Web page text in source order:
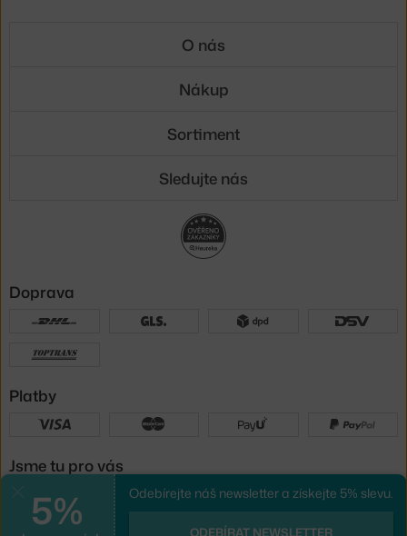
5% Odebírejte náš newsletter a získejte 5% slevu.
ODEBÍRAT NEWSLETTER
O nás
Nákup
Sortiment
Sledujte nás
Doprava
Platby
Jsme tu pro vás
e-shop na míruod